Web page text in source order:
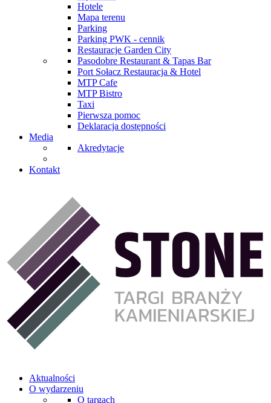
Hotele
Mapa terenu
Parking
Parking PWK - cennik
Restauracje Garden City
Pasodobre Restaurant & Tapas Bar
Port Sołacz Restauracja & Hotel
MTP Cafe
MTP Bistro
Taxi
Pierwsza pomoc
Deklaracja dostępności
Media
Akredytacje
Kontakt
Aktualności
O wydarzeniu
O targach